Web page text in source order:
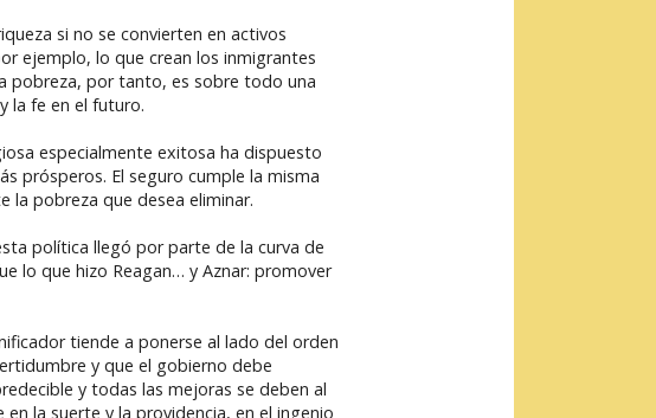
si no se convierten en activos
ejemplo, lo que crean los inmigrantes
pobreza, por tanto, es sobre todo una
la fe en el futuro.
especialmente exitosa ha dispuesto
prósperos. El seguro cumple la misma
pobreza que desea eliminar.
política llegó por parte de la curva de
lo que hizo Reagan… y Aznar: promover
tiende a ponerse al lado del orden
y que el gobierno debe
y todas las mejoras se deben al
la suerte y la providencia, en el ingenio